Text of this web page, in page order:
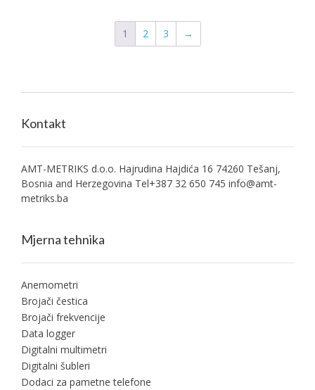
1 2 3 →
Kontakt
AMT-METRIKS d.o.o. Hajrudina Hajdića 16 74260 Tešanj,
Bosnia and Herzegovina Tel+387 32 650 745 info@amt-
metriks.ba
Mjerna tehnika
Anemometri
Brojači čestica
Brojači frekvencije
Data logger
Digitalni multimetri
Digitalni šubleri
Dodaci za pametne telefone